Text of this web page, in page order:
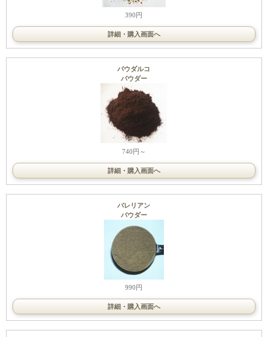
390円
詳細・購入画面へ
パウダルコ
パウダー
740円～
詳細・購入画面へ
バレリアン
パウダー
990円
詳細・購入画面へ